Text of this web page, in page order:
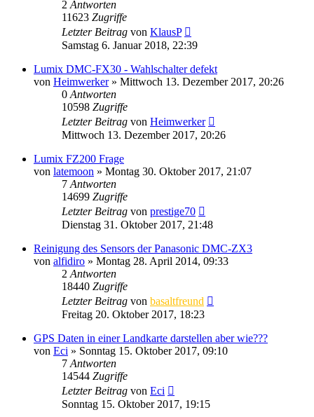
2 Antworten
11623 Zugriffe
Letzter Beitrag von KlausP
Samstag 6. Januar 2018, 22:39
Lumix DMC-FX30 - Wahlschalter defekt
von Heimwerker» Mittwoch 13. Dezember 2017, 20:26
0 Antworten
10598 Zugriffe
Letzter Beitrag von Heimwerker
Mittwoch 13. Dezember 2017, 20:26
Lumix FZ200 Frage
von latemoon » Montag 30. Oktober 2017, 21:07
7 Antworten
14699 Zugriffe
Letzter Beitrag von prestige70
Dienstag 31. Oktober 2017, 21:48
Reinigung des Sensors der Panasonic DMC-ZX3
von alfidiro » Montag 28. April 2014, 09:33
2 Antworten
18440 Zugriffe
Letzter Beitrag von basaltfreund
Freitag 20. Oktober 2017, 18:23
GPS Daten in einer Landkarte darstellen aber wie???
von Eci » Sonntag 15. Oktober 2017, 09:10
7 Antworten
14544 Zugriffe
Letzter Beitrag von Eci
Sonntag 15. Oktober 2017, 19:15